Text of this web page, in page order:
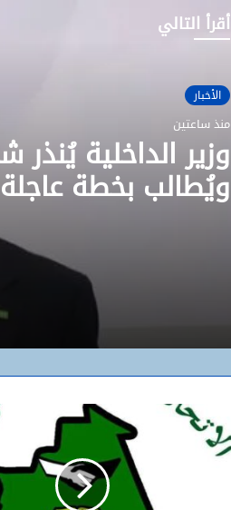
أقرأ التالي
الأخبار
منذ ساعتين
وزير الداخلية يُنذر
ويُطالب بخطة
مستوى نظافة